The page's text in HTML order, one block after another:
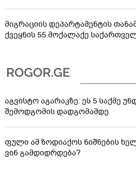
მიგრაციის დეპარტამენტის
ქვეყნის 55 მოქალაქე
აგვისტო აგარაკზე: ეს 5 საქმე
შემოდგომის დადგომამდე
ფული ამ ზოდიაქოს ნიშნების
ვინ გამდიდრდება?